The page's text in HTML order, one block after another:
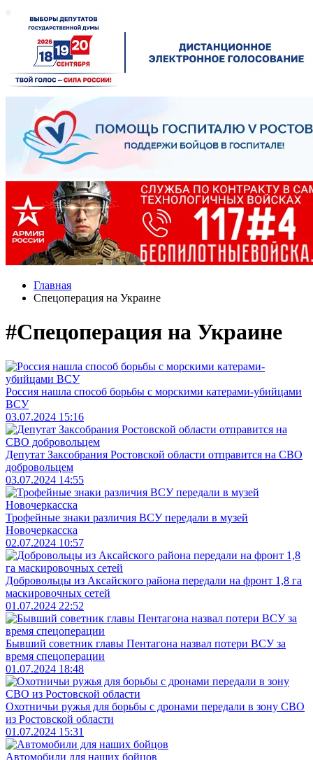
Главная
Спецоперация на Украине
#Спецоперация на Украине
Россия нашла способ борьбы с морскими катерами-убийцами
ВСУ
03.07.2024 15:16
Депутат Заксобрания Ростовской области отправится на СВО
добровольцем
03.07.2024 14:55
Трофейные знаки различия ВСУ передали в музей
Новочеркасска
02.07.2024 10:57
Добровольцы из Аксайского района передали на фронт 1,8 га
маскировочных сетей
01.07.2024 22:52
Бывший советник главы Пентагона назвал потери ВСУ за
время спецоперации
01.07.2024 18:48
Охотничьи ружья для борьбы с дронами передали в зону СВО
из Ростовской области
01.07.2024 15:31
Автомобили для наших бойцов